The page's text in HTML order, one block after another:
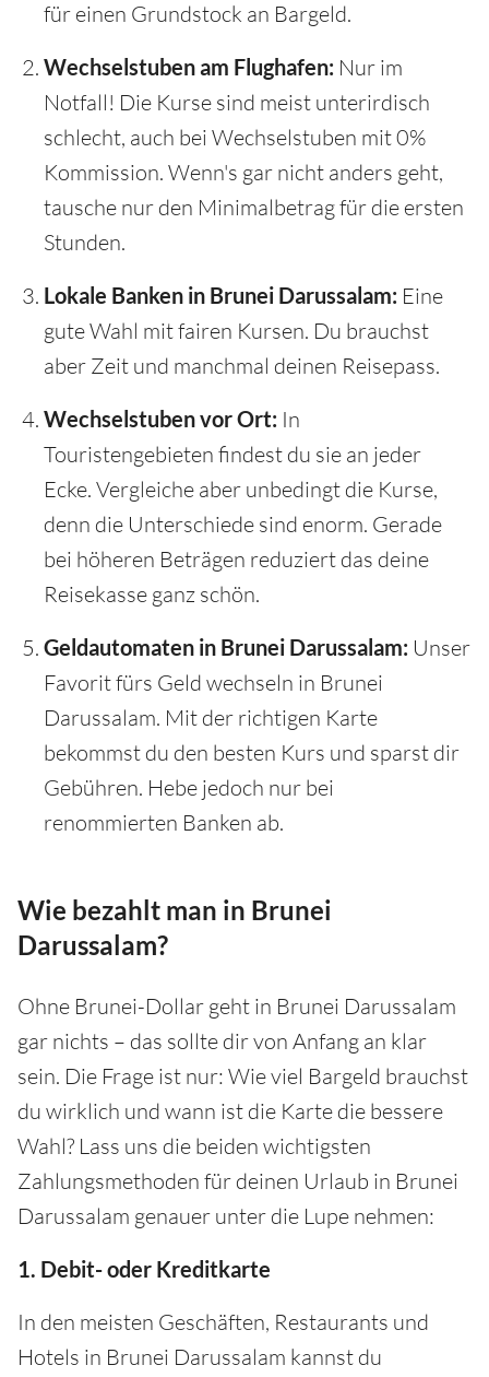
für einen Grundstock an Bargeld.
Wechselstuben am Flughafen: Nur im
Notfall! Die Kurse sind meist unterirdisch
schlecht, auch bei Wechselstuben mit 0%
Kommission. Wenn's gar nicht anders geht,
tausche nur den Minimalbetrag für die ersten
Stunden.
Lokale Banken in Brunei Darussalam: Eine
gute Wahl mit fairen Kursen. Du brauchst
aber Zeit und manchmal deinen Reisepass.
Wechselstuben vor Ort: In
Touristengebieten findest du sie an jeder
Ecke. Vergleiche aber unbedingt die Kurse,
denn die Unterschiede sind enorm. Gerade
bei höheren Beträgen reduziert das deine
Reisekasse ganz schön.
Geldautomaten in Brunei Darussalam: Unser
Favorit fürs Geld wechseln in Brunei
Darussalam. Mit der richtigen Karte
bekommst du den besten Kurs und sparst dir
Gebühren. Hebe jedoch nur bei
renommierten Banken ab.
Wie bezahlt man in Brunei
Darussalam?
Ohne Brunei-Dollar geht in Brunei Darussalam
gar nichts – das sollte dir von Anfang an klar
sein. Die Frage ist nur: Wie viel Bargeld brauchst
du wirklich und wann ist die Karte die bessere
Wahl? Lass uns die beiden wichtigsten
Zahlungsmethoden für deinen Urlaub in Brunei
Darussalam genauer unter die Lupe nehmen:
1. Debit- oder Kreditkarte
In den meisten Geschäften, Restaurants und
Hotels in Brunei Darussalam kannst du